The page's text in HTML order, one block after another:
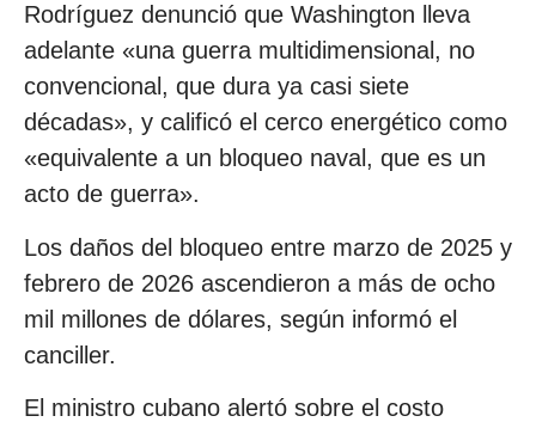
Rodríguez denunció que Washington lleva
adelante «una guerra multidimensional, no
convencional, que dura ya casi siete
décadas», y calificó el cerco energético como
«equivalente a un bloqueo naval, que es un
acto de guerra».
Los daños del bloqueo entre marzo de 2025 y
febrero de 2026 ascendieron a más de ocho
mil millones de dólares, según informó el
canciller.
El ministro cubano alertó sobre el costo